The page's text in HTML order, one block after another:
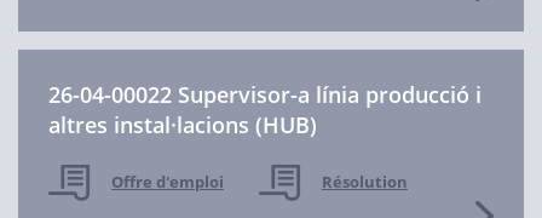
26-04-00022 Supervisor-a línia producció i
altres instal·lacions (HUB)
Offre d'emploi Résolution